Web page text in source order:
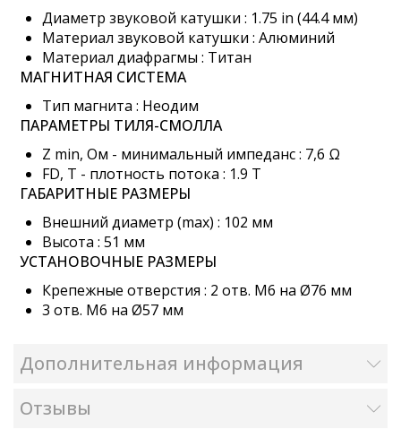
Диаметр звуковой катушки : 1.75 in (44.4 мм)
Материал звуковой катушки : Алюминий
Материал диафрагмы : Титан
МАГНИТНАЯ СИСТЕМА
Тип магнита : Неодим
ПАРАМЕТРЫ ТИЛЯ-СМОЛЛА
Z min, Ом - минимальный импеданс : 7,6 Ω
FD, T - плотность потока : 1.9 T
ГАБАРИТНЫЕ РАЗМЕРЫ
Внешний диаметр (max) : 102 мм
Высота : 51 мм
УСТАНОВОЧНЫЕ РАЗМЕРЫ
Крепежные отверстия : 2 отв. М6 на Ø76 мм
3 отв. М6 на Ø57 мм
Дополнительная информация
Отзывы